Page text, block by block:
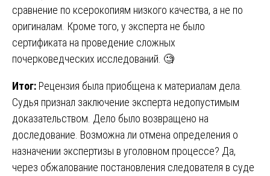
сравнение по ксерокопиям низкого качества, а не по
оригиналам. Кроме того, у эксперта не было
сертификата на проведение сложных
почерковедческих исследований. 🧐
Итог: Рецензия была приобщена к материалам дела.
Судья признал заключение эксперта недопустимым
доказательством. Дело было возвращено на
доследование. Возможна ли отмена определения о
назначении экспертизы в уголовном процессе? Да,
через обжалование постановления следователя в суде